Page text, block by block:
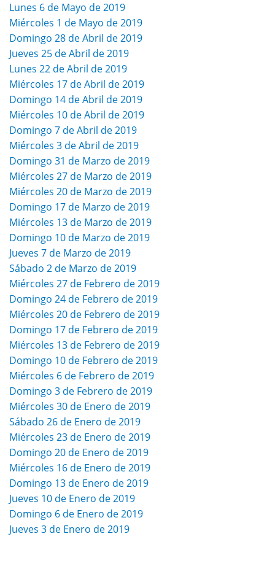
Lunes 6 de Mayo de 2019
Miércoles 1 de Mayo de 2019
Domingo 28 de Abril de 2019
Jueves 25 de Abril de 2019
Lunes 22 de Abril de 2019
Miércoles 17 de Abril de 2019
Domingo 14 de Abril de 2019
Miércoles 10 de Abril de 2019
Domingo 7 de Abril de 2019
Miércoles 3 de Abril de 2019
Domingo 31 de Marzo de 2019
Miércoles 27 de Marzo de 2019
Miércoles 20 de Marzo de 2019
Domingo 17 de Marzo de 2019
Miércoles 13 de Marzo de 2019
Domingo 10 de Marzo de 2019
Jueves 7 de Marzo de 2019
Sábado 2 de Marzo de 2019
Miércoles 27 de Febrero de 2019
Domingo 24 de Febrero de 2019
Miércoles 20 de Febrero de 2019
Domingo 17 de Febrero de 2019
Miércoles 13 de Febrero de 2019
Domingo 10 de Febrero de 2019
Miércoles 6 de Febrero de 2019
Domingo 3 de Febrero de 2019
Miércoles 30 de Enero de 2019
Sábado 26 de Enero de 2019
Miércoles 23 de Enero de 2019
Domingo 20 de Enero de 2019
Miércoles 16 de Enero de 2019
Domingo 13 de Enero de 2019
Jueves 10 de Enero de 2019
Domingo 6 de Enero de 2019
Jueves 3 de Enero de 2019